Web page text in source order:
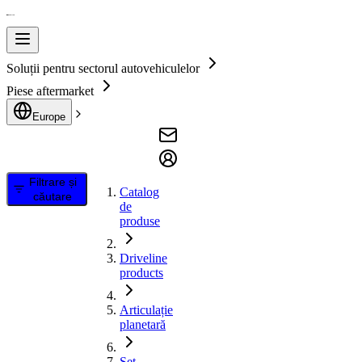
Soluții pentru sectorul autovehiculelor
Piese aftermarket
Europe
Filtrare și
căutare
Catalog
de
produse
Driveline
products
Articulație
planetară